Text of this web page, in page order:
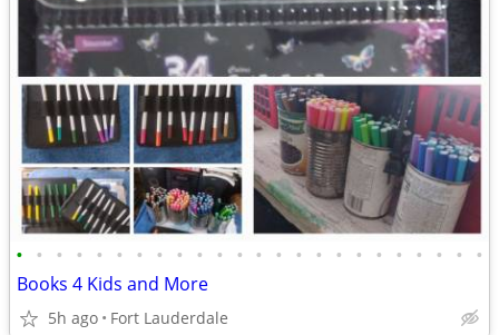
• • • • • • • • • • • • • • • • • • • • • • • •
Books 4 Kids and More
5h ago Fort Lauderdale